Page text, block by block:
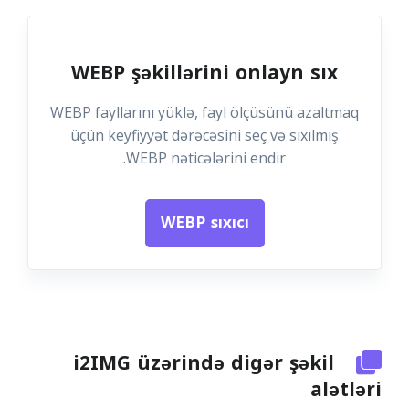
WEBP şəkillərini onlayn sıx
WEBP fayllarını yüklə, fayl ölçüsünü azaltmaq
üçün keyfiyyət dərəcəsini seç və sıxılmış
WEBP nəticələrini endir.
WEBP sıxıcı
i2IMG üzərində digər şəkil
alətləri